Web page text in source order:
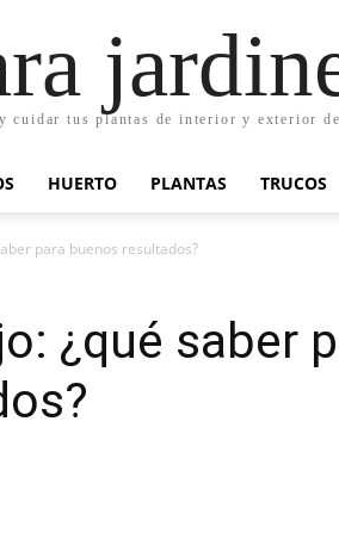
cuidar tus plantas de interior y exterior
HUERTO PLANTAS TRUCOS
para buenos resultados?
¿qué saber